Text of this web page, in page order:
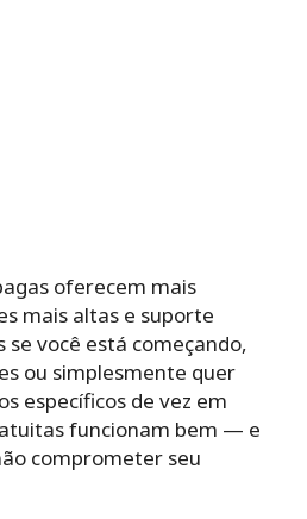
oferecem mais
mais altas e suporte
se você está começando,
ou simplesmente quer
específicos de vez em
funcionam bem — e
comprometer seu